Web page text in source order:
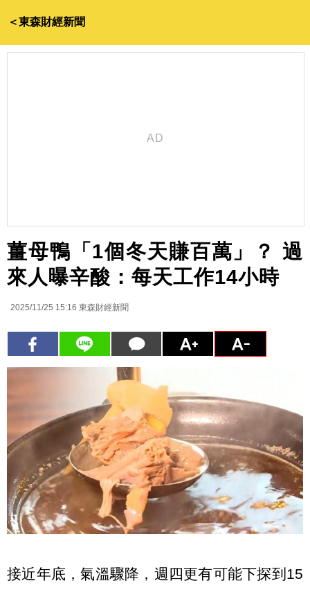
＜東森財經新聞
薑母鴨「1個冬天賺百萬」？ 過
來人曝辛酸：每天工作14小時
2025/11/25 15:16 東森財經新聞
接近年底，氣溫驟降，週四更有可能下探到15